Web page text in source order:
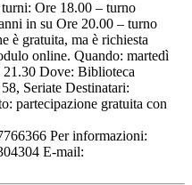
Ore 18.00 – turno
in su Ore 20.00 – turno
è gratuita, ma è richiesta
online. Quando: martedì
21.30 Dove: Biblioteca
Seriate Destinatari:
partecipazione gratuita con
Per informazioni:
E-mail: